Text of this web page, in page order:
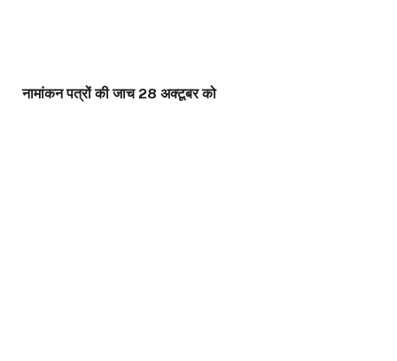
नामांकन पत्रों की जाच 28 अक्टूबर को